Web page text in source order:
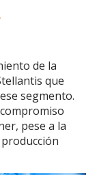
de la
que
segmento.
pese a la